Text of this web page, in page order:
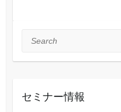
Search
セミナー情報